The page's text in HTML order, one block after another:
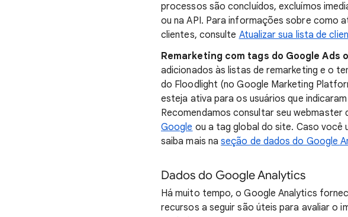
processos são concluídos, excluímos
ou na API. Para informações sobre como
clientes, consulte Atualizar sua lista de
Remarketing com tags do Google Ads
adicionados às listas de remarketing e o
do Floodlight (no Google Marketing
esteja ativa para os usuários que
Recomendamos consultar seu
Google ou a tag global do site. Caso você
saiba mais naseção de dados do Google
Dados do Google Analytics
Há muito tempo, o Google Analytics
recursos a seguir são úteis para avaliar o